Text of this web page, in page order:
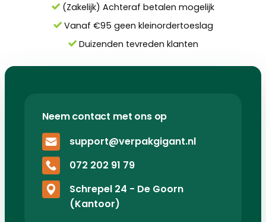
(Zakelijk) Achteraf betalen mogelijk
Vanaf €95 geen kleinordertoeslag
Duizenden tevreden klanten
Neem contact met ons op
support@verpakgigant.nl
072 202 91 79
Schrepel 24 - De Goorn
(Kantoor)